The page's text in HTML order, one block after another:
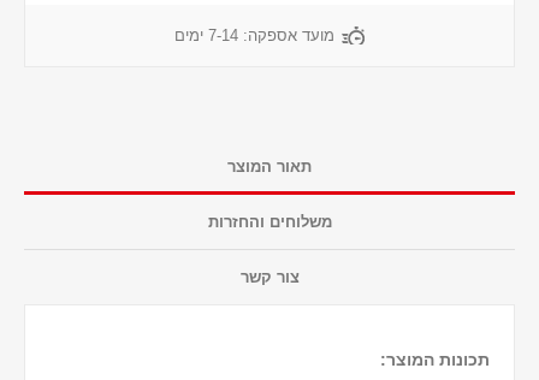
מועד אספקה: 7-14 ימים
תאור המוצר
משלוחים והחזרות
צור קשר
תכונות המוצר: